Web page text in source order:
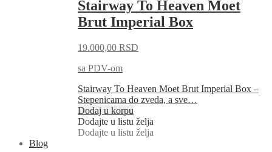
Stairway To Heaven Moet
Brut Imperial Box
19.000,00 RSD
sa PDV-om
Stairway To Heaven Moet Brut Imperial Box –
Stepenicama do zveda, a sve…
Dodaj u korpu
Dodajte u listu želja
Dodajte u listu želja
Blog